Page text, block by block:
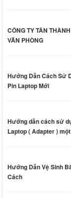
CÔNG TY TÂN
VĂN PHÒNG
Hướng Dẫn Cách Sử
Pin Laptop Mới
Hướng dẫn cách sử
Laptop ( Adapter )
Hướng Dẫn Vệ Sinh
Cách